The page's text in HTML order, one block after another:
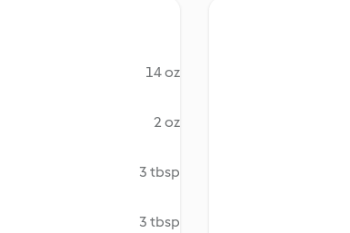
14 oz
2 oz
3 tbsp
3 tbsp